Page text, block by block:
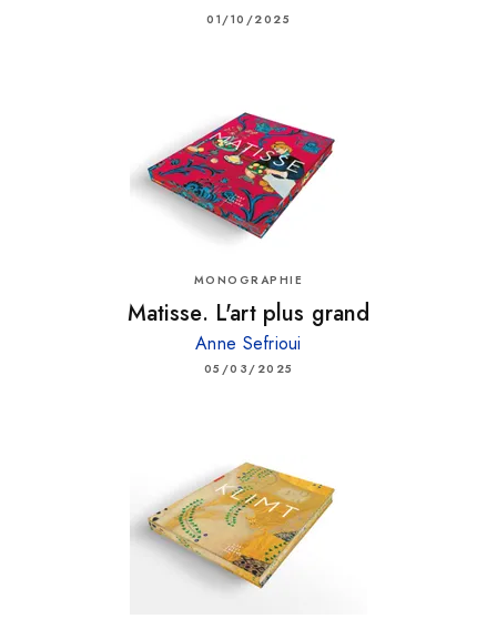
01/10/2025
MONOGRAPHIE
Matisse. L'art plus grand
Anne Sefrioui
05/03/2025